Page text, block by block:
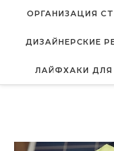
ОРГАНИЗАЦИЯ
ДИЗАЙНЕРСКИЕ
ЛАЙФХАКИ